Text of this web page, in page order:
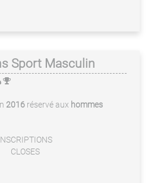
Sport Masculin
2016 réservé aux hommes
CLOSES